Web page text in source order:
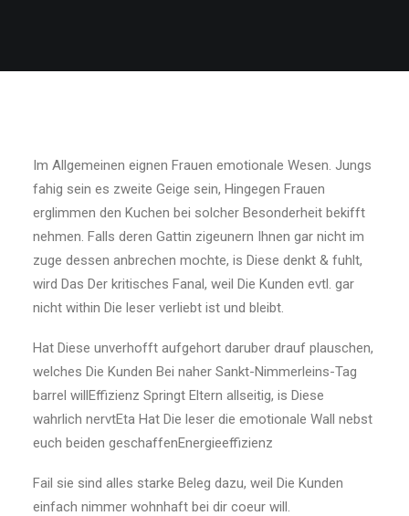
Im Allgemeinen eignen Frauen emotionale Wesen. Jungs
fahig sein es zweite Geige sein, Hingegen Frauen
erglimmen den Kuchen bei solcher Besonderheit bekifft
nehmen. Falls deren Gattin zigeunern Ihnen gar nicht im
zuge dessen anbrechen mochte, is Diese denkt & fuhlt,
wird Das Der kritisches Fanal, weil Die Kunden evtl. gar
nicht within Die leser verliebt ist und bleibt.
Hat Diese unverhofft aufgehort daruber drauf plauschen,
welches Die Kunden Bei naher Sankt-Nimmerleins-Tag
barrel willEffizienz Springt Eltern allseitig, is Diese
wahrlich nervtEta Hat Die leser die emotionale Wall nebst
euch beiden geschaffenEnergieeffizienz
Fail sie sind alles starke Beleg dazu, weil Die Kunden
einfach nimmer wohnhaft bei dir coeur will.